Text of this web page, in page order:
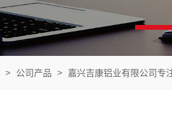
> 公司产品 > 嘉兴吉康铝业有限公司专